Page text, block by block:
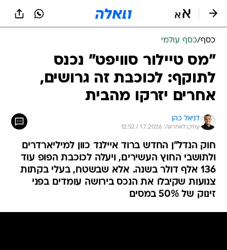
כסף/כסף עולמי
"מס טיילור סוויפט" נכנס
לתוקף: לכוכבת זה גרושים,
אחרים יזרקו מהבית
דניאל כהן
עודכן לאחרונה: 1.7.2026 / 12:52
חוק הנדל"ן החדש ברוד איילנד כוון למיליארדרים
ולתושבי החוץ העשירים, ויעלה לכוכבת הפופ עוד
136 אלף דולר בשנה. אלא שבשטח, בעלי בקתות
צנועות שקיבלו את הנכס בירושה עומדים בפני
זינוק של 50% במסים